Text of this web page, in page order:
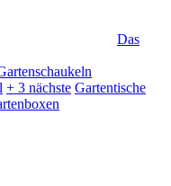
Das
+ 3 nächste Gartentische